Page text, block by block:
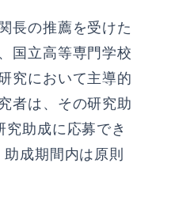
長の推薦を受けた
国立高等専門学校
究において主導的
者は、その研究助
助成に応募でき
成期間内は原則